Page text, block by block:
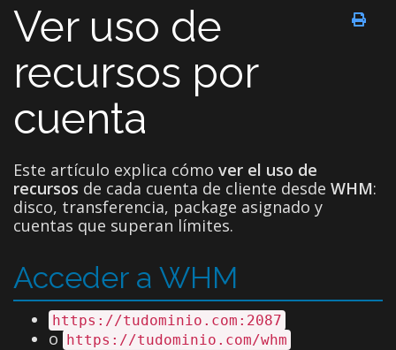
Ver uso de
recursos por
cuenta
Este artículo explica cómo ver el uso de
recursos de cada cuenta de cliente desde WHM:
disco, transferencia, package asignado y
cuentas que superan límites.
Acceder a WHM
https://tudominio.com:2087
o https://tudominio.com/whm